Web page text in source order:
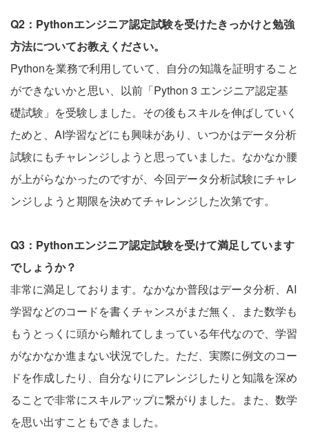
Q2：Pythonエンジニア認定試験を受けたきっかけと勉強
方法についてお教えください。
Pythonを業務で利用していて、自分の知識を証明すること
ができないかと思い、以前「Python 3 エンジニア認定基
礎試験」を受験しました。その後もスキルを伸ばしていく
ためと、AI学習などにも興味があり、いつかはデータ分析
試験にもチャレンジしようと思っていました。なかなか腰
が上がらなかったのですが、今回データ分析試験にチャレ
ンジしようと期限を決めてチャレンジした次第です。
Q3：Pythonエンジニア認定試験を受けて満足しています
でしょうか？
非常に満足しております。なかなか普段はデータ分析、AI
学習などのコードを書くチャンスがまだ無く、また数学も
もうとっくに頭から離れてしまっている年代なので、学習
がなかなか進まない状況でした。ただ、実際に例文のコー
ドを作成したり、自分なりにアレンジしたりと知識を深め
ることで非常にスキルアップに繋がりました。また、数学
を思い出すこともできました。